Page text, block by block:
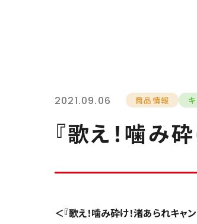
2021.09.06 商品情報
『歌え！噛み
＜『歌え！噛み砕け！渚あられキャ